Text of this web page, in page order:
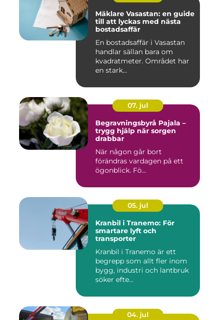
Mäklare Vasastan: en guide
till att lyckas med nästa
bostadsaffär
En bostadsaffär i Vasastan
handlar sällan bara om
kvadratmeter. Området har
en stark...
07. jul
Begravningsbyrå Pajala –
trygg hjälp när sorgen
drabbar
När någon går bort
förändras vardagen på ett
ögonblick. Fö...
05. jul
Kranbil i Tranemo: För
smartare lyft och
transporter
Kranbil i Tranemo är ett
begrepp som allt fler inom
bygg, industri och lantbruk
söker efte...
04. jul